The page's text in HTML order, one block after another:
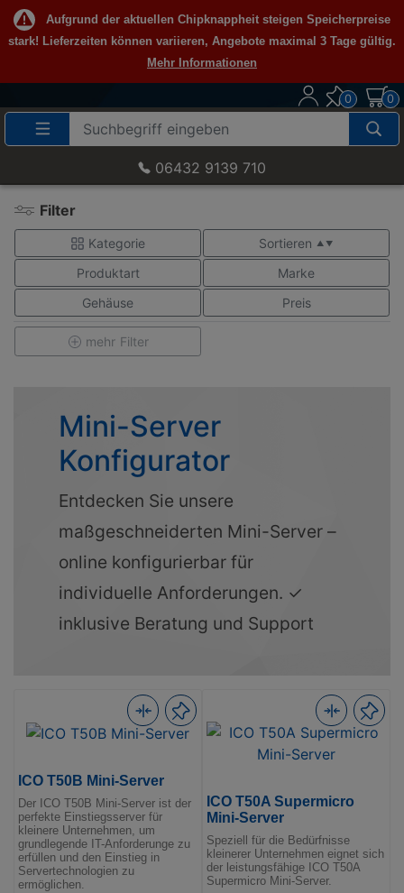
Aufgrund der aktuellen Chipknappheit steigen Speicherpreise
stark! Lieferzeiten können variieren, Angebote maximal 3 Tage gültig.
Mehr Informationen
Suche
Eingabefeld
0 0
06432 9139 710
Filter
Kategorie Sortieren ▲ ▼
Produktart
Marke
Gehäuse
Preis
mehr Filter
Mini-Server
Konfigurator
Entdecken Sie unsere
maßgeschneiderten Mini-Server –
online konfigurierbar für
individuelle Anforderungen. ✓
inklusive Beratung und Support
ICO T50B Mini-Server
Der ICO T50B Mini-Server ist der
perfekte Einstiegsserver für
kleinere Unternehmen, um
grundlegende IT-Anforderunge zu
erfüllen und den Einstieg in
Servertechnologien zu
ermöglichen.
ICO T50A Supermicro
Mini-Server
Speziell für die Bedürfnisse
kleinerer Unternehmen eignet sich
der leistungsfähige ICO T50A
Supermicro Mini-Server.